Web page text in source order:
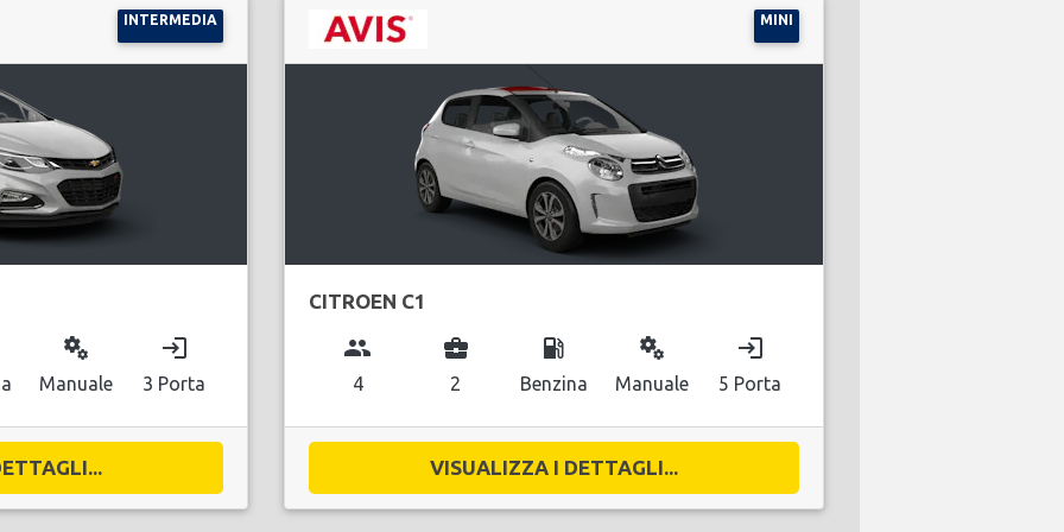
INTERMEDIA
miscellaneous_services
Manuale
login
3 Porta
MINI
CITROEN C1
group
4
business_center
2
local_gas_station
Benzina
miscellaneous_services
Manuale
login
5 Porta
VISUALIZZA I DETTAGLI...